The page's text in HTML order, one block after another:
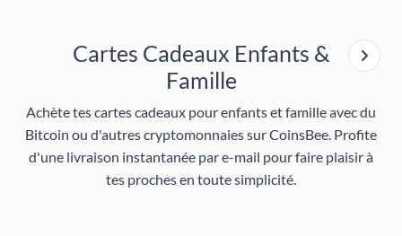
Cartes Cadeaux Enfants &
Famille
Achète tes cartes cadeaux pour enfants et famille avec du
Bitcoin ou d'autres cryptomonnaies sur CoinsBee. Profite
d'une livraison instantanée par e-mail pour faire plaisir à
tes proches en toute simplicité.